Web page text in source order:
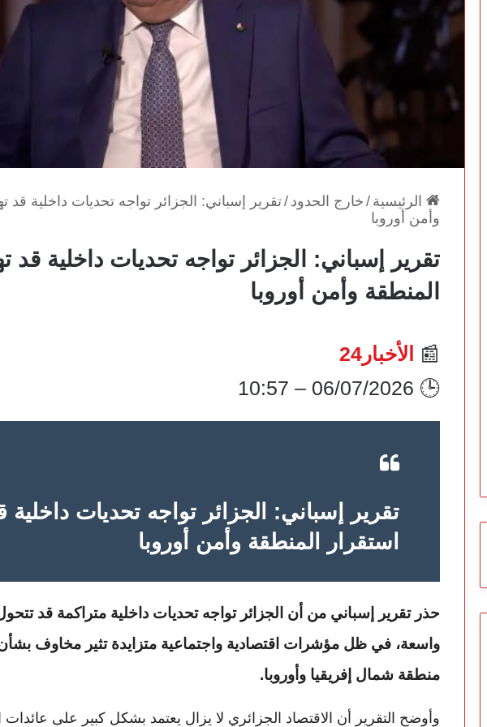
الرئيسية / خارج الحدود /تقرير إسباني: الجزائر تواجه تحديات داخلية قد
وأمن أوروبا
تقرير إسباني: الجزائر تواجه تحديات داخلية قد
المنطقة وأمن أوروبا
📰
الأخبار24
🕒 06/07/2026 – 10:57
تقرير إسباني: الجزائر تواجه تحديات داخلية
استقرار المنطقة وأمن أوروبا
حذر تقرير إسباني من أن الجزائر تواجه تحديات داخلية متراكمة قد تتحول إلى أزمة هيكلية
واسعة، في ظل مؤشرات اقتصادية واجتماعية متزايدة تثير مخاوف بشأن
منطقة شمال إفريقيا وأوروبا.
وأوضح التقرير أن الاقتصاد الجزائري لا يزال يعتمد بشكل كبير على عائدات